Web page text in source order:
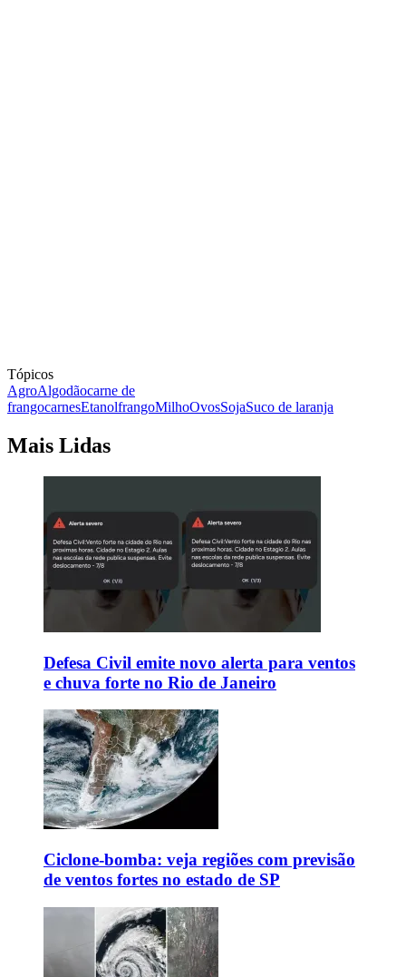
Tópicos
AgroAlgodãocarne de
frangocarnesEtanolfrangoMilhoOvosSojaSuco de laranja
Mais Lidas
Defesa Civil emite novo alerta para ventos
e chuva forte no Rio de Janeiro
Ciclone-bomba: veja regiões com previsão
de ventos fortes no estado de SP